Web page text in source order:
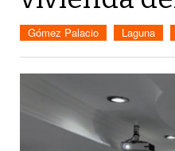
Gómez Palacio Laguna